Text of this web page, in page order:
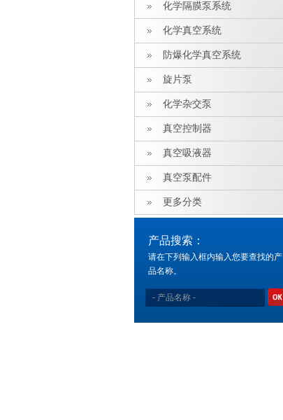
化学隔膜泵系统
化学真空系统
防爆化学真空系统
旋片泵
化学杂交泵
真空控制器
真空吸液器
真空泵配件
更多分类
产品搜索：
请在下列输入框内输入您要查找的产
品名称。